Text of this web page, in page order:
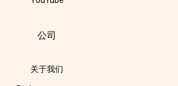
公司
关于我们